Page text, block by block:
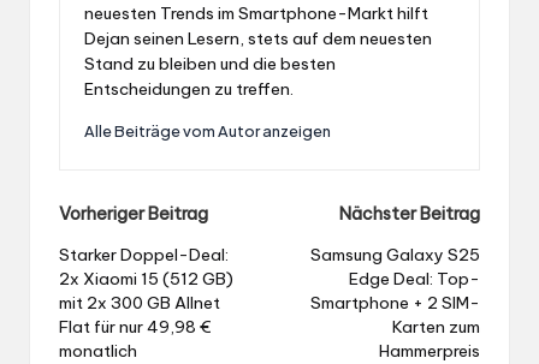
neuesten Trends im Smartphone-Markt hilft
Dejan seinen Lesern, stets auf dem neuesten
Stand zu bleiben und die besten
Entscheidungen zu treffen.
Alle Beiträge vom Autor anzeigen
Post
navigation
Vorheriger Beitrag
Starker Doppel-Deal:
2x Xiaomi 15 (512 GB)
mit 2x 300 GB Allnet
Flat für nur 49,98 €
monatlich
Nächster Beitrag
Samsung Galaxy S25
Edge Deal: Top-
Smartphone + 2 SIM-
Karten zum
Hammerpreis